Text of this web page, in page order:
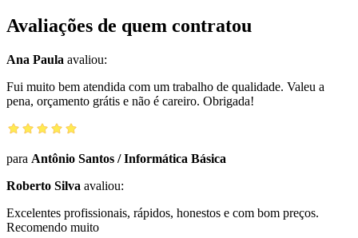
Avaliações de quem contratou
Ana Paula avaliou:
Fui muito bem atendida com um trabalho de qualidade. Valeu a
pena, orçamento grátis e não é careiro. Obrigada!
para Antônio Santos /Informática Básica
Roberto Silva avaliou:
Excelentes profissionais, rápidos, honestos e com bom preços.
Recomendo muito